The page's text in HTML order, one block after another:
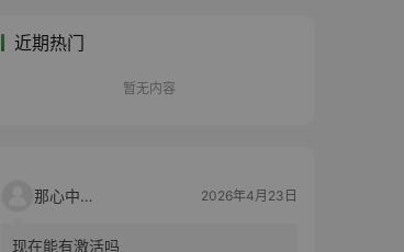
近期热门
暂无内容
那心中的话 2026年4月23日
现在能有激活吗